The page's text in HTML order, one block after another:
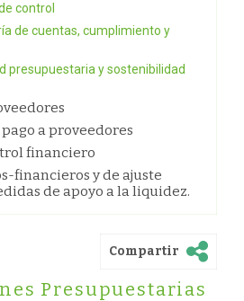
control
de cuentas, cumplimiento y
presupuestaria y sostenibilidad
a proveedores
financiero
financieros y de ajuste
de apoyo a la liquidez.
Compartir
Presupuestarias